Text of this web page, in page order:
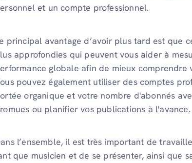
et un compte professionnel.
principal avantage d’avoir plus tard est que
approfondies qui peuvent vous aider à
globale afin de mieux
pouvez également utiliser des comptes
organique et votre nombre d'abonnés
ou planifier vos publications à l'avance.
l’ensemble, il est très important de
que musicien et de se présenter, ainsi que